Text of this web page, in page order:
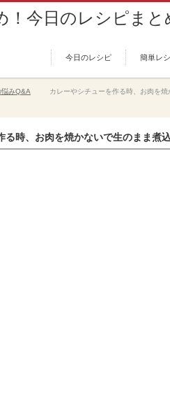
今日のレシピ 簡単レ
悩みQ&A カレーやシチューを作る時、お肉を
る時、お肉を焼かないで生のまま煮